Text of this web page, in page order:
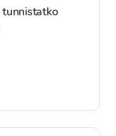
tunnistatko